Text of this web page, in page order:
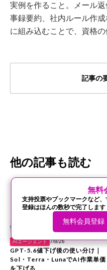
実例を作ること。メール
事録要約、社内ルール作
に組み込むことで、資格
記事の
他の記事も読む
AIエージェント 7/8/26
GPT-5.6値下げ後の使い分け｜
Sol・Terra・LunaでAI作業単価
を下げる
記事一覧に
無料
支持投票やブックマークなど、
登録はほんの数秒で完了します
無料会員登録